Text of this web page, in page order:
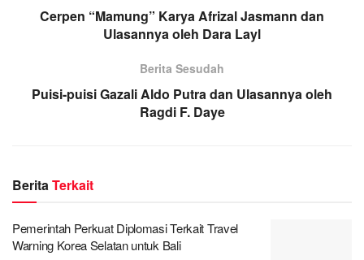
Cerpen “Mamung” Karya Afrizal Jasmann dan
Ulasannya oleh Dara Layl
Berita Sesudah
Puisi-puisi Gazali Aldo Putra dan Ulasannya oleh
Ragdi F. Daye
BeritaTerkait
Pemerintah Perkuat Diplomasi Terkait Travel
Warning Korea Selatan untuk Bali